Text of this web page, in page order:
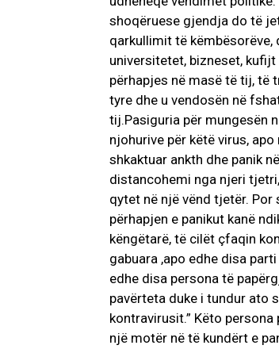
shoqëruese gjendja do të
qarkullimit të
universitetet, bizneset,
përhapjes në masë të tij, të
tyre dhe u vendosën në
tij.Pasiguria për mungesën
njohurive për këtë virus,
shkaktuar ankth dhe panik
distancohemi nga njeri
qytet në një vënd tjetër.
përhapjen e panikut kanë
këngëtarë, të cilët çfaqin
gabuara ,apo edhe disa
edhe disa persona të
pavërteta duke i tundur ato
kontravirusit.” Këto
një motër në të kundërt e